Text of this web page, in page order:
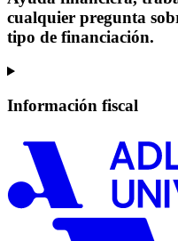
cualquier pregunta
tipo de financiación.
Información fiscal